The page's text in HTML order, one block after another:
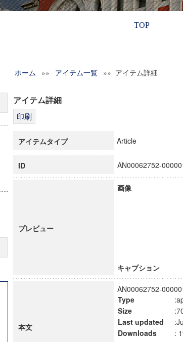
TOP
ホーム »» アイテム一覧 »» アイテム詳細
アイテム詳細
アイテムタイプ Article
ID AN00062752-
プレビュー
画像
キャプション
本文
AN00062752-
Type
Size
Last updated
Downloads
: